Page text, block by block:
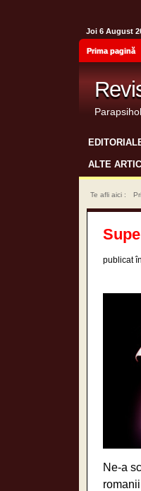
Joi 6 August
Prima pagină
ALTE
Te afli aici :
publicat în
Ne-a